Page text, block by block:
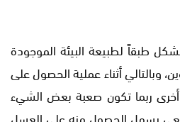
طبقاً لطبيعة البيئة الموجودة
وبالتالي أثناء عملية الحصول على
ربما تكون صعبة بعض الشيء
يسهل الحصول منه على العسل